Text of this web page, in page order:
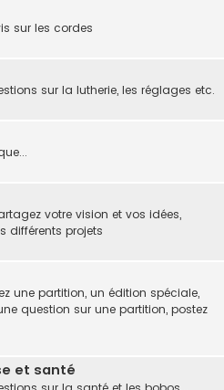
sur les cordes
sur la lutherie, les réglages etc.
votre vision et vos idées,
différents projets
une partition, un édition spéciale,
question sur une partition, postez
et santé